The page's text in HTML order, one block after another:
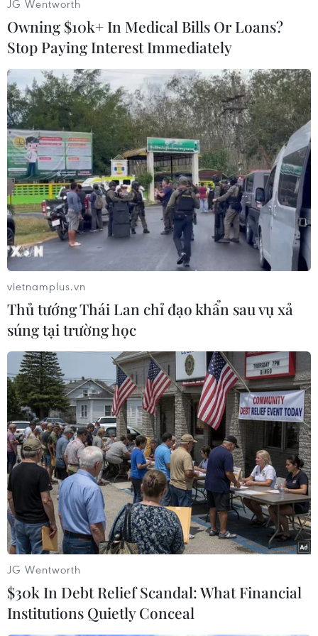
#Bạo hành trẻ em
#Vụ án bé gái 8 tuổi
#Nguyễn Võ Quỳnh Trang
#Xét xử công khai
Tiến "Bịp" hầu tòa trong vụ
án tổ chức sử dụng trái
phép chất ma túy
07/08/2026 04:40
Khởi tố đối tượng giả danh
Công an, lừa đảo "chạy án"
tại Đắk Lắk
06/08/2026 15:07
JG Wentworth
Owning $10k+ In Medical Bills Or Loans?
Stop Paying Interest Immediately
vietnamplus.vn
Thủ tướng Thái Lan chỉ đạo khẩn sau vụ xả
súng tại trường học
JG Wentworth
$30k In Debt Relief Scandal: What Financial
Institutions Quietly Conceal